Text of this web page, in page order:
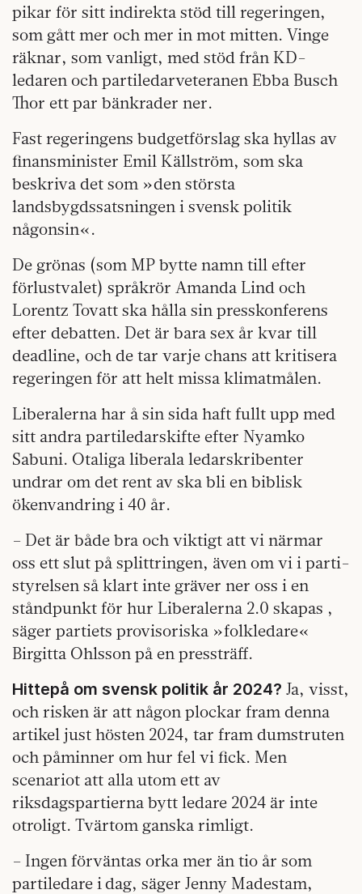
pikar för sitt indirekta stöd till regeringen,
som gått mer och mer in mot mitten. Vinge
räknar, som vanligt, med stöd från KD-
ledaren och partiledarveteranen Ebba Busch
Thor ett par bänkrader ner.
Fast regeringens budgetförslag ska hyllas av
finansminister Emil Källström, som ska
beskriva det som »den största
landsbygdssatsningen i svensk politik
någonsin«.
De grönas (som MP bytte namn till efter
förlustvalet) språkrör Amanda Lind och
Lorentz Tovatt ska hålla sin presskonferens
efter debatten. Det är bara sex år kvar till
deadline, och de tar varje chans att kritisera
regeringen för att helt missa klimatmålen.
Liberalerna har å sin sida haft fullt upp med
sitt andra partiledarskifte efter Nyamko
Sabuni. Otaliga liberala ledarskribenter
undrar om det rent av ska bli en biblisk
ökenvandring i 40 år.
– Det är både bra och viktigt att vi närmar
oss ett slut på splittringen, även om vi i parti­
styrelsen så klart inte gräver ner oss i en
ståndpunkt för hur Liberalerna 2.0 skapas ,
säger partiets provisoriska »folkledare«
Birgitta Ohlsson på en pressträff.
Hittepå om svensk politik år 2024? Ja, visst,
och risken är att någon plockar fram denna
artikel just hösten 2024, tar fram dumstruten
och påminner om hur fel vi fick. Men
scenariot att alla utom ett av
riksdagspartierna bytt ledare 2024 är inte
otroligt. Tvärtom ganska rimligt.
– Ingen förväntas orka mer än tio år som
partiledare i dag, säger Jenny Madestam,